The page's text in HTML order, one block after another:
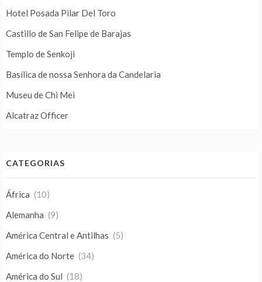
Hotel Posada Pilar Del Toro
Castillo de San Felipe de Barajas
Templo de Senkoji
Basílica de nossa Senhora da Candelaria
Museu de Chi Mei
Alcatraz Officer
CATEGORIAS
África (10)
Alemanha (9)
América Central e Antilhas (5)
América do Norte (34)
América do Sul (18)